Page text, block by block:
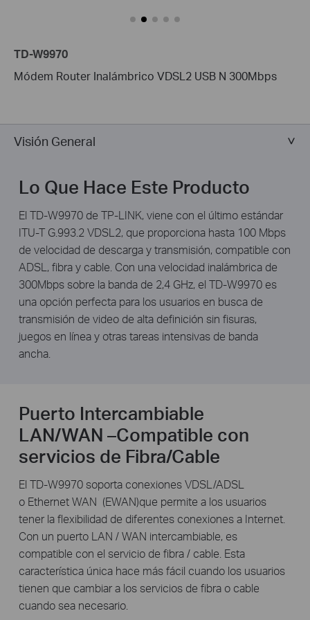
TD-W9970
Módem Router Inalámbrico VDSL2 USB N 300Mbps
Visión General
Lo Que Hace Este Producto
El TD-W9970 de TP-LINK, viene con el último estándar
ITU-T G.993.2 VDSL2, que proporciona hasta 100 Mbps
de velocidad de descarga y transmisión, compatible con
ADSL, fibra y cable. Con una velocidad inalámbrica de
300Mbps sobre la banda de 2,4 GHz, el TD-W9970 es
una opción perfecta para los usuarios en busca de
transmisión de video de alta definición sin fisuras,
juegos en línea y otras tareas intensivas de banda
ancha.
Puerto Intercambiable
LAN/WAN –Compatible con
servicios de Fibra/Cable
El TD-W9970 soporta conexiones VDSL/ADSL
o Ethernet WAN (EWAN)que permite a los usuarios
tener la flexibilidad de diferentes conexiones a Internet.
Con un puerto LAN / WAN intercambiable, es
compatible con el servicio de fibra / cable. Esta
característica única hace más fácil cuando los usuarios
tienen que cambiar a los servicios de fibra o cable
cuando sea necesario.